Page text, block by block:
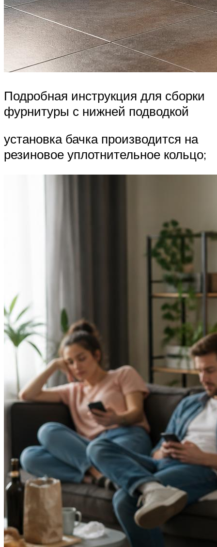
Подробная инструкция для сборки
фурнитуры с нижней подводкой
установка бачка производится на
резиновое уплотнительное кольцо;